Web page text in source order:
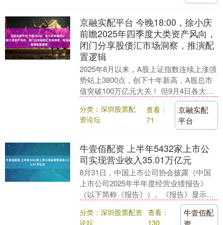
京融实配平台 今晚18:00，徐小庆
前瞻2025年四季度大类资产风向，
闭门分享股债汇市场洞察，推演配
置逻辑
2025年8月以来，A股上证指数连续上涨强
势站上3800点，创下十年新高，A股总市
值突破100万亿元大关！ 但9月4日各大指
数集体回调，创业板大跌4%，而银行股....
分类：深圳股票配
资论坛
查看：
71
京融实配
平台
牛壹佰配资 上半年5432家上市公
司实现营业收入35.01万亿元
8月31日，中国上市公司协会披露《中国
上市公司2025年半年度经营业绩报告》
（以下简称《报告》）。《报告》显示，
截至8月31日，我国境内股票市场（沪深
北三家证券....
分类：深圳股票配资
论坛
查看：
130
牛壹佰配